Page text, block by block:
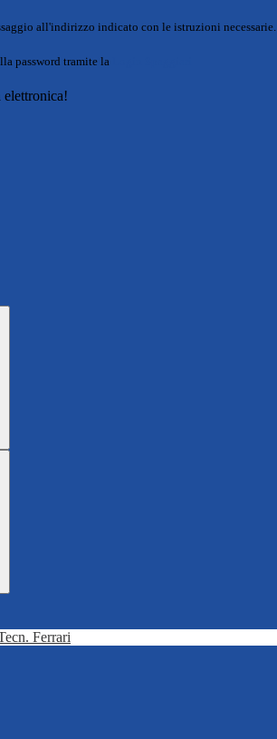
all'indirizzo indicato con le istruzioni necessarie.
password tramite la
elettronica!